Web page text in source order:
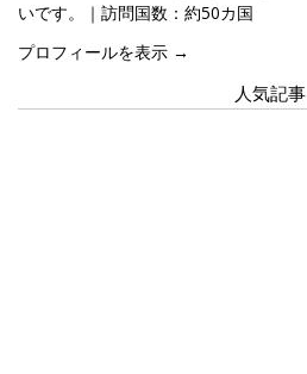
いです。｜訪問国数：約50カ国
プロフィールを表示 →
人気記事